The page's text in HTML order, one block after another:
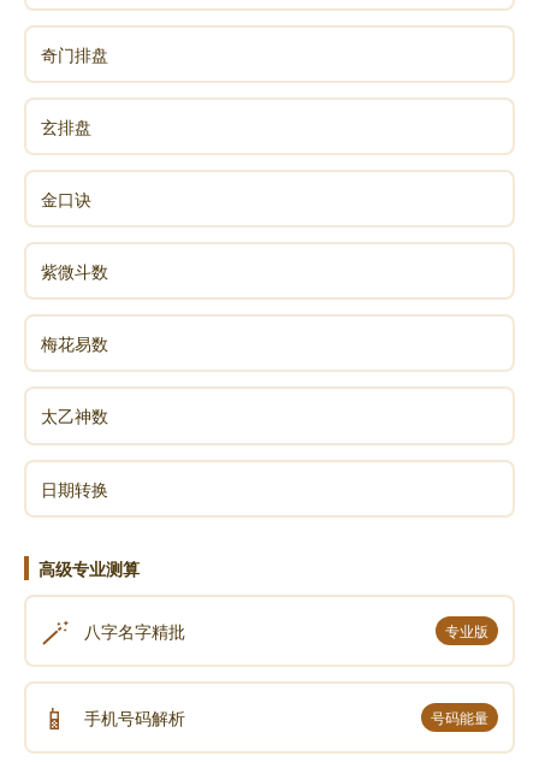
奇门排盘
玄排盘
金口诀
紫微斗数
梅花易数
太乙神数
日期转换
高级专业测算
🪄 八字名字精批 专业版
📱 手机号码解析 号码能量